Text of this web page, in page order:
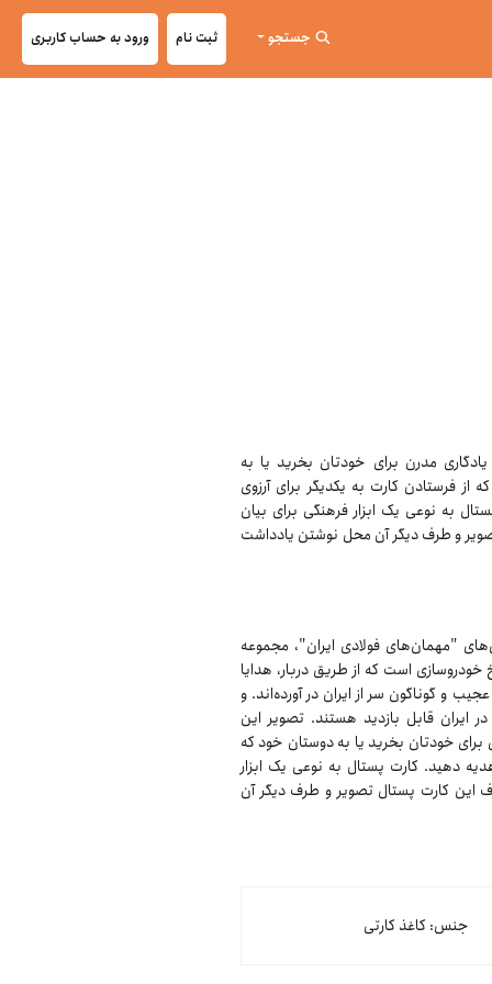
جستجو ثبت نام ورود به حساب کاربری
مدرن برای خودتان بخرید یا به
فرستادن کارت به یکدیگر برای آرزوی
به نوعی یک ابزار فرهنگی برای بیان
و طرف دیگر آن محل نوشتن یادداشت
"مهمان‌های فولادی ایران"، مجموعه
است که از طریق دربار، هدایا
و گوناگون سر از ایران در آورده‌اند. و
قابل بازدید هستند. تصویر این
خودتان بخرید یا به دوستان خود که
دهید. کارت پستال به نوعی یک ابزار
کارت پستال تصویر و طرف دیگر آن
جنس: کاغذ کارتی